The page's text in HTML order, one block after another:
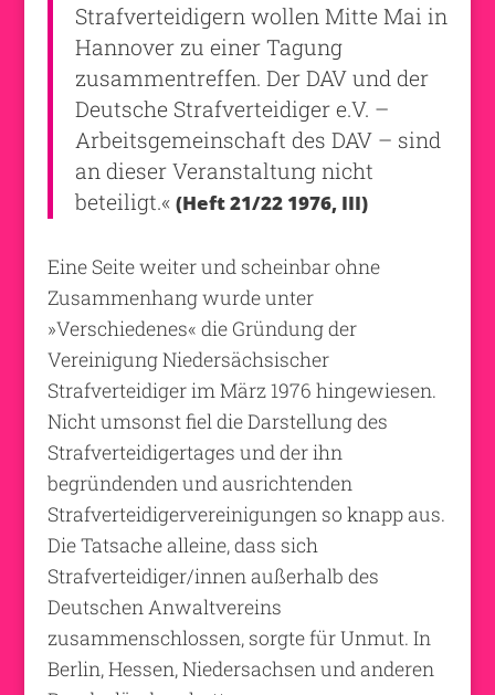
Strafverteidigern wollen Mitte Mai in
Hannover zu einer Tagung
zusammentreffen. Der DAV und der
Deutsche Strafverteidiger e.V. –
Arbeitsgemeinschaft des DAV – sind
an dieser Veranstaltung nicht
beteiligt.« (Heft 21/22 1976, III)
Eine Seite weiter und scheinbar ohne
Zusammenhang wurde unter
»Verschiedenes« die Gründung der
Vereinigung Niedersächsischer
Strafverteidiger im März 1976 hingewiesen.
Nicht umsonst fiel die Darstellung des
Strafverteidigertages und der ihn
begründenden und ausrichtenden
Strafverteidigervereinigungen so knapp aus.
Die Tatsache alleine, dass sich
Strafverteidiger/innen außerhalb des
Deutschen Anwaltvereins
zusammenschlossen, sorgte für Unmut. In
Berlin, Hessen, Niedersachsen und anderen